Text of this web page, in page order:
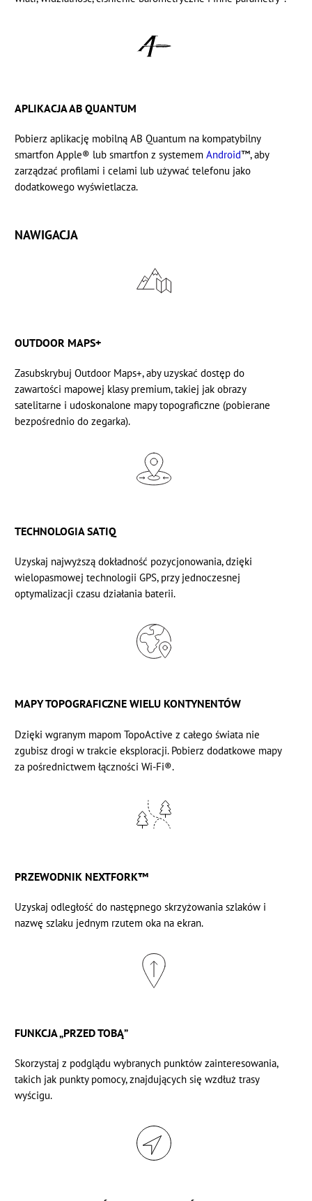
APLIKACJA AB QUANTUM
Pobierz aplikację mobilną AB Quantum na kompatybilny
smartfon Apple® lub smartfon z systemem Android™, aby
zarządzać profilami i celami lub używać telefonu jako
dodatkowego wyświetlacza.
NAWIGACJA
OUTDOOR MAPS+
Zasubskrybuj Outdoor Maps+, aby uzyskać dostęp do
zawartości mapowej klasy premium, takiej jak obrazy
satelitarne i udoskonalone mapy topograficzne (pobierane
bezpośrednio do zegarka).
TECHNOLOGIA SATIQ
Uzyskaj najwyższą dokładność pozycjonowania, dzięki
wielopasmowej technologii GPS, przy jednoczesnej
optymalizacji czasu działania baterii.
MAPY TOPOGRAFICZNE WIELU KONTYNENTÓW
Dzięki wgranym mapom TopoActive z całego świata nie
zgubisz drogi w trakcie eksploracji. Pobierz dodatkowe mapy
za pośrednictwem łączności Wi-Fi®.
PRZEWODNIK NEXTFORK™
Uzyskaj odległość do następnego skrzyżowania szlaków i
nazwę szlaku jednym rzutem oka na ekran.
FUNKCJA „PRZED TOBĄ”
Skorzystaj z podglądu wybranych punktów zainteresowania,
takich jak punkty pomocy, znajdujących się wzdłuż trasy
wyścigu.